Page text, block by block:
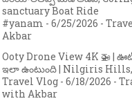
sanctuary Boat Ride
#yanam - 6/25/2026 -
Akbar
Ooty Drone View 4K 🚁 |
ఇలా ఉంటుంది | Nilgiris Hills,
Travel Vlog - 6/18/2026 -
with Akbar